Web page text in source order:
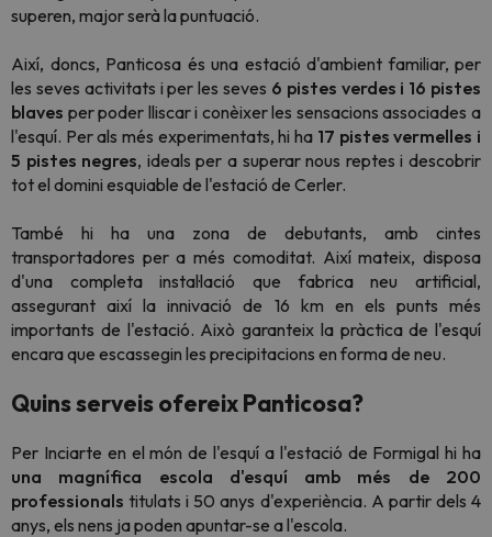
superen, major serà la puntuació.
Així, doncs, Panticosa és una estació d'ambient familiar, per
les seves activitats i per les seves 6 pistes verdes i 16 pistes
blaves per poder lliscar i conèixer les sensacions associades a
l'esquí. Per als més experimentats, hi ha 17 pistes vermelles i
5 pistes negres, ideals per a superar nous reptes i descobrir
tot el domini esquiable de l'estació de Cerler.
També hi ha una zona de debutants, amb cintes
transportadores per a més comoditat. Així mateix, disposa
d'una completa instal·lació que fabrica neu artificial,
assegurant així la innivació de 16 km en els punts més
importants de l'estació. Això garanteix la pràctica de l'esquí
encara que escassegin les precipitacions en forma de neu.
Quins serveis ofereix Panticosa?
Per Inciarte en el món de l'esquí a l'estació de Formigal hi ha
una magnífica escola d'esquí amb més de 200
professionals titulats i 50 anys d'experiència. A partir dels 4
anys, els nens ja poden apuntar-se a l'escola.